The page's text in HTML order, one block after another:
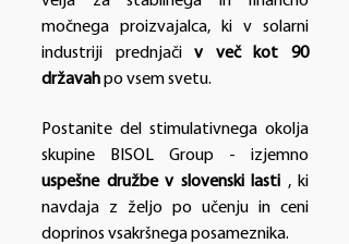
močnega proizvajalca, ki v solarni
industriji prednjačiv več kot 90
državahpo vsem svetu.
Postanite del stimulativnega okolja
skupine BISOL Group - izjemno
uspešne družbe v slovenski lasti , ki
navdaja z željo po učenju in ceni
doprinos vsakršnega posameznika.